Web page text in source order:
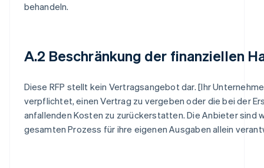
behandeln.
A.2 Beschränkung der finanziellen
Diese RFP stellt kein Vertragsangebot dar. [Ihr
verpflichtet, einen Vertrag zu vergeben oder die bei der
anfallenden Kosten zu zurückerstatten. Die Anbieter sind
gesamten Prozess für ihre eigenen Ausgaben allein